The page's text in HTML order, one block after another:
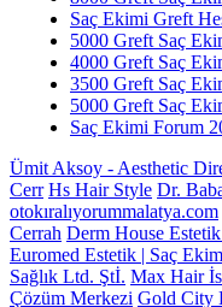
Saç Ekimi Greft
5000 Greft Saç
4000 Greft Saç
3500 Greft Saç
5000 Greft Saç
Saç Ekimi Forum
Ümit Aksoy - Aesthetic
Cerr Hs Hair Style Dr.
otokıralıyorummalatya.com
Cerrah Derm House
Euromed Estetik | Saç
Sağlık Ltd. Ştİ. Max Hair
Çözüm Merkezi Gold City